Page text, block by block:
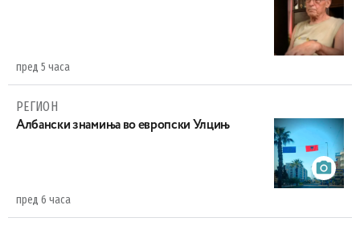
пред 5 часа
РЕГИОН
Aлбански знамиња во европски Улцињ
пред 6 часа